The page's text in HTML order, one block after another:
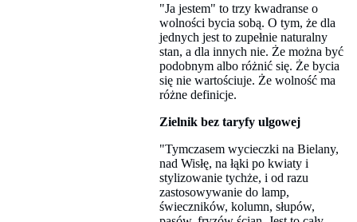
"Ja jestem" to trzy kwadranse o
wolności bycia sobą. O tym, że dla
jednych jest to zupełnie naturalny
stan, a dla innych nie. Że można być
podobnym albo różnić się. Że bycia
się nie wartościuje. Że wolność ma
różne definicje.
Zielnik bez taryfy ulgowej
"Tymczasem wycieczki na Bielany,
nad Wisłę, na łąki po kwiaty i
stylizowanie tychże, i od razu
zastosowywanie do lamp,
świeczników, kolumn, słupów,